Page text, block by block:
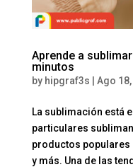
Aprende a
minutos
by hipgraf3s Ago
La sublimación está
particulares
productos populares
y más. Una de las